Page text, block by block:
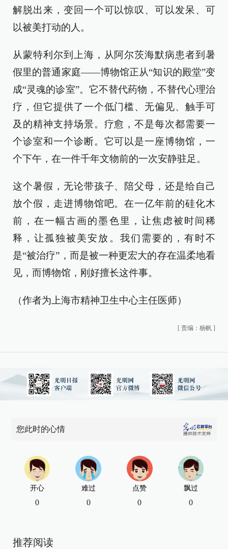
解脱出来，变回一个可以惊叹、可以发呆、可
以被美打动的人。
从蒙特利尔到上海，从阿尔茨海默病患者到暑
假里的普通家庭——博物馆正从“知识的殿堂”变
成“灵魂的诊室”。它不替代药物，不替代心理治
疗，但它提供了一个低门槛、无偏见、触手可
及的精神支持场景。疗愈，不是每次都需要一
个诊室和一个诊断。它可以是一座博物馆，一
个下午，在一件千年文物前的一次安静驻足。
这个暑假，无论带孩子、陪父母，还是给自己
放个假，走进博物馆吧。在一亿年前的硅化木
前，在一幅古画的墨色里，让焦虑被时间稀
释，让孤独被美安放。我们需要的，有时不
是“被治疗”，而是被一种更宏大的存在温柔地看
见，而博物馆，刚好擅长这件事。
（作者为上海市精神卫生中心主任医师）
[ 责编：杨帆 ]
您此时的心情
开心
0
难过
0
点赞
0
飘过
0
推荐阅读